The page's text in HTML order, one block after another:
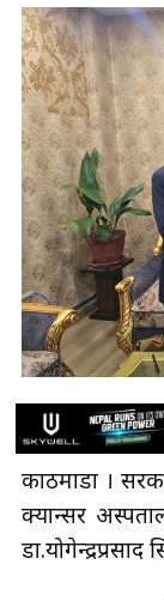
काठमाडौँ ।
क्यान्सर